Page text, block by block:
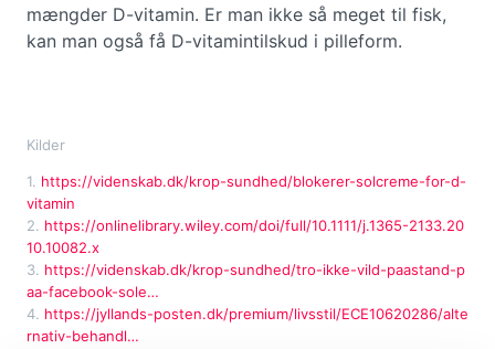
mængder D-vitamin. Er man ikke så meget til fisk,
kan man også få D-vitamintilskud i pilleform.
Kilder
1. https://videnskab.dk/krop-sundhed/blokerer-solcreme-for-d-
vitamin
2. https://onlinelibrary.wiley.com/doi/full/10.1111/j.1365-2133.20
10.10082.x
3. https://videnskab.dk/krop-sundhed/tro-ikke-vild-paastand-p
aa-facebook-sole…
4. https://jyllands-posten.dk/premium/livsstil/ECE10620286/alte
rnativ-behandl…